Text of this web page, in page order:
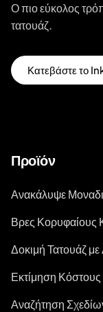
Ο πιο εύκολος
τατουάζ.
Κατεβάστε το
Προϊόν
Ανακάλυψε
Βρες Κορυφαίους
Δοκιμή Τατουάζ με
Εκτίμηση Κόστους
Αναζήτηση